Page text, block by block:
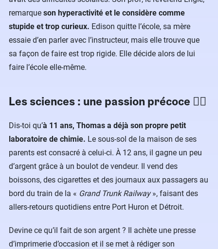
remarque son hyperactivité et le considère comme
stupide et trop curieux. Edison quitte l’école, sa mère
essaie d’en parler avec l’instructeur, mais elle trouve que
sa façon de faire est trop rigide. Elle décide alors de lui
faire l’école elle-même.
Les sciences : une passion précoce ❤️‍🔥
Dis-toi qu’à 11 ans, Thomas a déjà son propre petit
laboratoire de chimie. Le sous-sol de la maison de ses
parents est consacré à celui-ci. À 12 ans, il gagne un peu
d’argent grâce à un boulot de vendeur. Il vend des
boissons, des cigarettes et des journaux aux passagers au
bord du train de la « Grand Trunk Railway», faisant des
allers-retours quotidiens entre Port Huron et Détroit.
Devine ce qu’il fait de son argent ? Il achète une presse
d’imprimerie d’occasion et il se met à rédiger son